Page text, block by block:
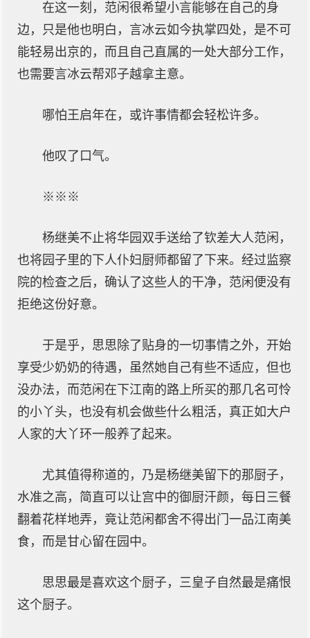
在这一刻，范闲很希望小言能够在自己的身
边，只是他也明白，言冰云如今执掌四处，是不可
能轻易出京的，而且自己直属的一处大部分工作，
也需要言冰云帮邓子越拿主意。
哪怕王启年在，或许事情都会轻松许多。
他叹了口气。
※※※
杨继美不止将华园双手送给了钦差大人范闲，
也将园子里的下人仆妇厨师都留了下来。经过监察
院的检查之后，确认了这些人的干净，范闲便没有
拒绝这份好意。
于是乎，思思除了贴身的一切事情之外，开始
享受少奶奶的待遇，虽然她自己有些不适应，但也
没办法，而范闲在下江南的路上所买的那几名可怜
的小丫头，也没有机会做些什么粗活，真正如大户
人家的大丫环一般养了起来。
尤其值得称道的，乃是杨继美留下的那厨子，
水准之高，简直可以让宫中的御厨汗颜，每日三餐
翻着花样地弄，竟让范闲都舍不得出门一品江南美
食，而是甘心留在园中。
思思最是喜欢这个厨子，三皇子自然最是痛恨
这个厨子。